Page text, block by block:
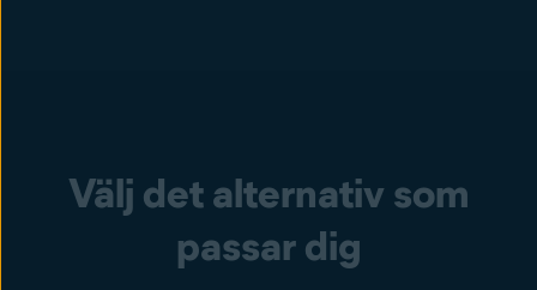
Välj det alternativ som
passar dig